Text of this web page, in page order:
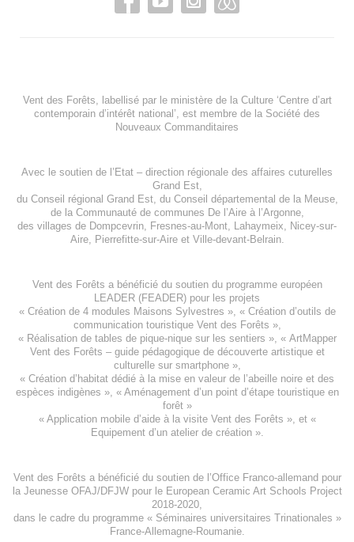
Vent des Forêts, labellisé par le ministère de la Culture ‘Centre d’art
contemporain d’intérêt national’, est membre de la Société des
Nouveaux Commanditaires
Avec le soutien de l’Etat – direction régionale des affaires cuturelles
Grand Est,
du Conseil régional Grand Est, du Conseil départemental de la Meuse,
de la Communauté de communes De l’Aire à l’Argonne,
des villages de Dompcevrin Fresnes-au-Mont Lahaymeix
Nicey-sur-
Aire, Pierrefitte-sur-Aireet Ville-devant-Belrain.
Vent des Forêts a bénéficié du soutien du programme européen
LEADER (FEADER) pour les projets
« Création de 4 modules Maisons Sylvestres », « Création d’outils de
communication touristique Vent des Forêts »,
« Réalisation de tables de pique-nique sur les sentiers », « ArtMapper
Vent des Forêts – guide pédagogique de découverte artistique et
culturelle sur smartphone »,
« Création d’habitat dédié à la mise en valeur de l’abeille noire et des
espèces indigènes », « Aménagement d’un point d’étape touristique en
forêt»
« Application mobile d’aide à la visite Vent des Forêts », et «
Equipement d’un atelier de création».
Vent des Forêts a bénéficié du soutien de l’Office Franco-allemand pour
la Jeunesse OFAJ/DFJWpour leEuropean Ceramic Art Schools Project
2018-2020
dans le cadre du programme « Séminaires universitaires Trinationales »
France-Allemagne-Roumanie.